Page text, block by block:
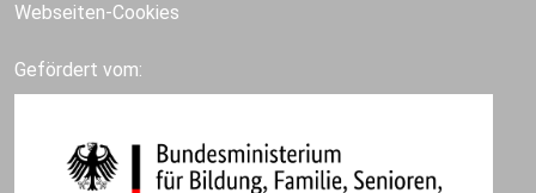
Webseiten-Cookies
Gefördert vom: